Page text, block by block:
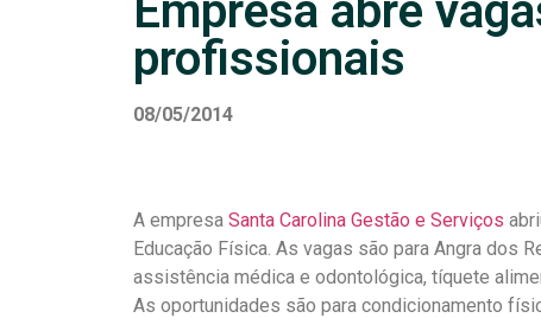
Empresa abre
profissionais
08/05/2014
A empresa Santa Carolina Gestão e Serviços
Educação Física. As vagas são para Angra dos
assistência médica e odontológica, tíquete
As oportunidades são para condicionamento